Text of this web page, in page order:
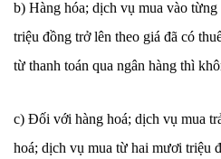
b) Hàng hóa; dịch vụ mua vào
triệu đồng trở lên theo giá đã có
từ thanh toán qua ngân hàng thì
c) Đối với hàng hoá; dịch vụ mua
hoá; dịch vụ mua từ hai mươi triệu